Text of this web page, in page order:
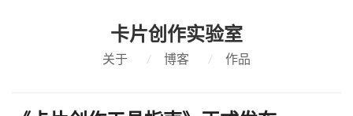
卡片创作实验室
关于 / 博客 / 作品